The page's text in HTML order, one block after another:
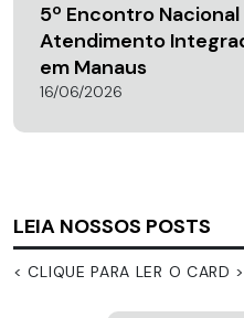
5º Encontro
Atendimento
em Manaus
16/06/2026
LEIA NOSSOS POSTS
< CLIQUE PARA LER O CARD >